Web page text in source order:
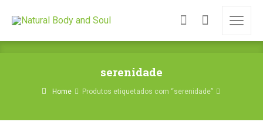
serenidade
Home Produtos etiquetados com “serenidade”